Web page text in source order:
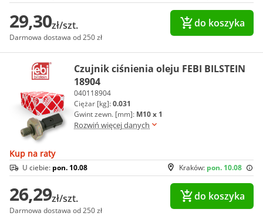
29,30zł/szt.
Darmowa dostawa od 250 zł
do koszyka
Czujnik ciśnienia oleju FEBI BILSTEIN
18904
040118904
Ciężar [kg]:0.031
Gwint zewn. [mm]: M10 x 1
Rozwiń więcej danych
Kup na raty
Kraków: pon. 10.08
U ciebie: pon. 10.08
26,29zł/szt.
Darmowa dostawa od 250 zł
do koszyka